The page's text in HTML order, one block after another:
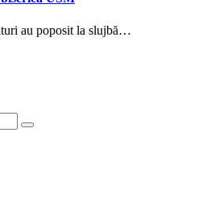
au poposit la slujbă…